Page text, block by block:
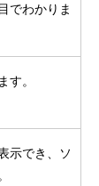
でわかりま
す。
示でき、ソ